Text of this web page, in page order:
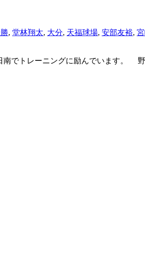
, 堂林翔太, 大分, 天福球場, 安部友裕,
でトレーニングに励んでいます。